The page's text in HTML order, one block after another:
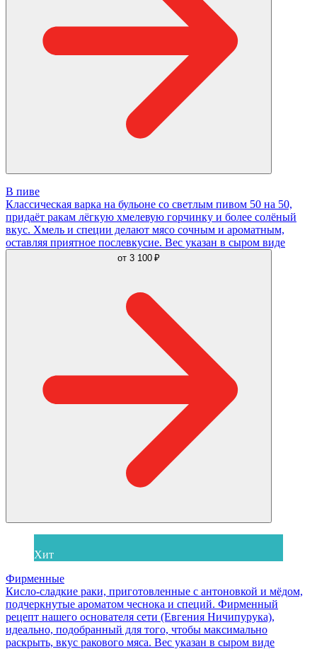
В пиве
Классическая варка на бульоне со светлым пивом 50 на 50,
придаёт ракам лёгкую хмелевую горчинку и более солёный
вкус. Хмель и специи делают мясо сочным и ароматным,
оставляя приятное послевкусие. Вес указан в сыром виде
от 3 100 ₽
Хит
Фирменные
Кисло-сладкие раки, приготовленные с антоновкой и мёдом,
подчеркнутые ароматом чеснока и специй. Фирменный
рецепт нашего основателя сети (Евгения Ничипурука),
идеально, подобранный для того, чтобы максимально
раскрыть, вкус ракового мяса. Вес указан в сыром виде